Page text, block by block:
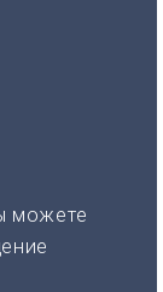
можете